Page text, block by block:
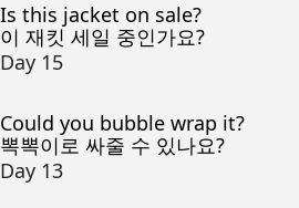
Is this jacket on sale?
이 재킷 세일 중인가요?
Day 15
Could you bubble wrap it?
뽁뽁이로 싸줄 수 있나요?
Day 13